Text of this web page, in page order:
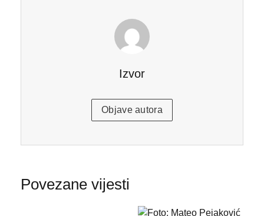
Izvor
Objave autora
Povezane vijesti